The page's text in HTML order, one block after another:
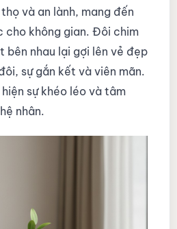
và an lành, mang đến
cho không gian. Đôi chim
bên nhau lại gợi lên vẻ đẹp
sự gắn kết và viên mãn.
sự khéo léo và tâm
nhân.